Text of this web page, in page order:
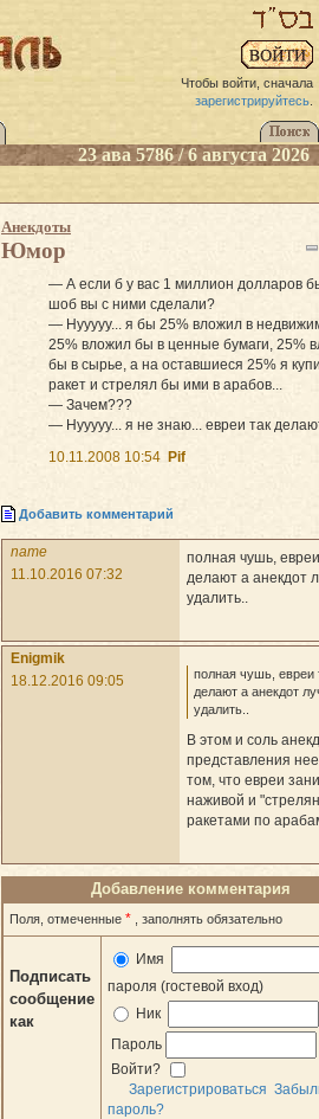
Чтобы войти, сначала
зарегистрируйтесь.
23 ава 5786 / 6 августа 2026
Анекдоты
Юмор
— А если б у вас 1 миллион долларов
шоб вы с ними сделали?
— Нууууу... я бы 25% вложил в
25% вложил бы в ценные бумаги, 25%
бы в сырье, а на оставшиеся 25% я
ракет и стрелял бы ими в арабов...
— Зачем???
— Нууууу... я не знаю... евреи так
10.11.2008 10:54 Pif
Добавить комментарий
name
11.10.2016 07:32
полная чушь,
делают а анекдот
удалить..
Enigmik
18.12.2016 09:05
полная чушь, евреи
делают а анекдот
удалить..
В этом и соль
представления
том, что евреи
наживой и
ракетами по
Добавление комментария
Поля, отмеченные * , заполнять обязательно
Подписать
сообщение
как
Имя
пароля (гостевой вход)
Ник
Пароль
Войти?
Зарегистрироваться
пароль?